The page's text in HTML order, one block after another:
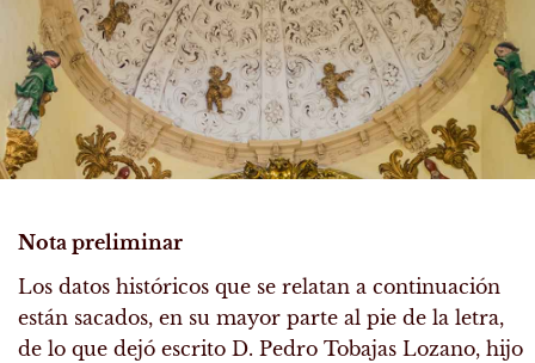
Nota preliminar
Los datos históricos que se relatan a continuación
están sacados, en su mayor parte al pie de la letra,
de lo que dejó escrito D. Pedro Tobajas Lozano, hijo